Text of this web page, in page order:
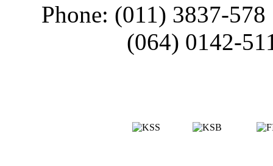
Phone: (011) 3837-578
(064) 0142-